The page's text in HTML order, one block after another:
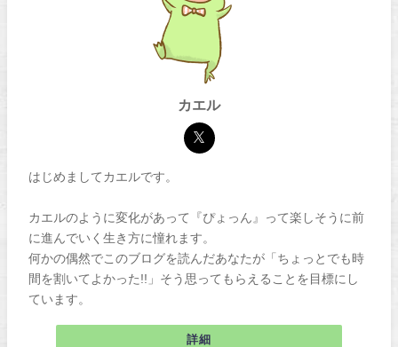
カエル
はじめましてカエルです。
カエルのように変化があって『ぴょっん』って楽しそうに前
に進んでいく生き方に憧れます。
何かの偶然でこのブログを読んだあなたが「ちょっとでも時
間を割いてよかった!!」そう思ってもらえることを目標にし
ています。
詳細